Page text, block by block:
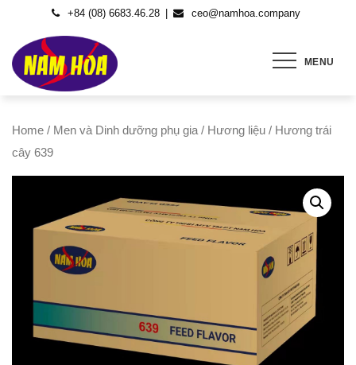
content
+84 (08) 6683.46.28 ceo@namhoa.company
MENU
Home / Men và Dinh dưỡng phụ gia / Hương liệu / Hương trái
cây 639